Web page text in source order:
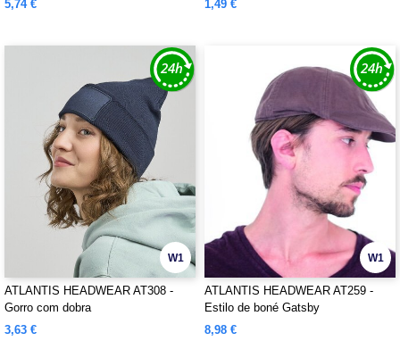
5,74 € 1,49 €
W1
ATLANTIS HEADWEAR AT308 -
Gorro com dobra
3,63 €
W1
ATLANTIS HEADWEAR AT259 -
Estilo de boné Gatsby
8,98 €